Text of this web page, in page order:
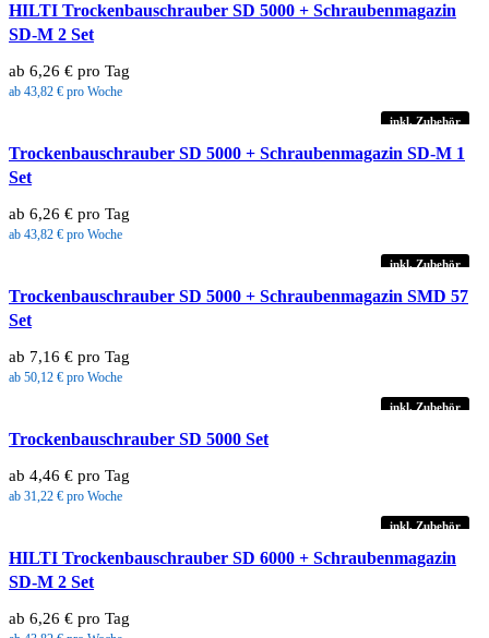
HILTI Trockenbauschrauber SD 5000 + Schraubenmagazin
SD-M 2 Set
ab 6,26 € pro Tag
ab 43,82 € pro Woche
inkl. Zubehör
Trockenbauschrauber SD 5000 + Schraubenmagazin SD-M 1
Set
ab 6,26 € pro Tag
ab 43,82 € pro Woche
inkl. Zubehör
Trockenbauschrauber SD 5000 + Schraubenmagazin SMD 57
Set
ab 7,16 € pro Tag
ab 50,12 € pro Woche
inkl. Zubehör
Trockenbauschrauber SD 5000 Set
ab 4,46 € pro Tag
ab 31,22 € pro Woche
inkl. Zubehör
HILTI Trockenbauschrauber SD 6000 + Schraubenmagazin
SD-M 2 Set
ab 6,26 € pro Tag